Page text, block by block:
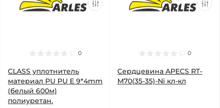
0
CLASS уплотнитель
материал PU PU E 9*4mm
(белый 600м)
полиуретан.
0
Cердцевина APECS RT-
M70(35-35)-Ni кл-кл